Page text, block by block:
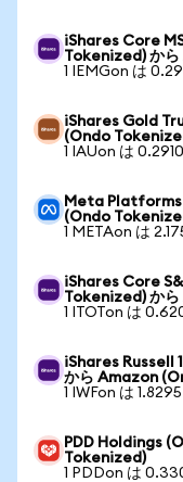
iShares Core
Tokenized) か
1 IEMGon は
iShares Gold
(Ondo
1 IAUon は
Meta Platforms
(Ondo
1 METAon は
iShares Core
Tokenized) か
1 ITOTon は
iShares Russell
から Amazon
1 IWFon は
PDD Holdings
Tokenized)
1 PDDon は